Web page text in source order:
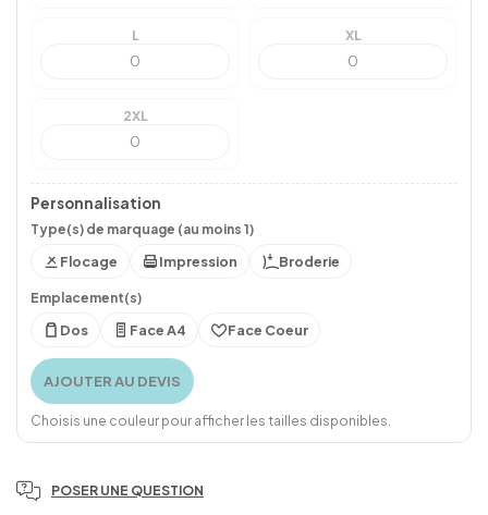
L XL
2XL
Personnalisation
Type(s) de marquage (au moins 1)
Flocage Impression Broderie
Emplacement(s)
Dos Face A4 Face Coeur
AJOUTER AU DEVIS
Choisis une couleur pour afficher les tailles disponibles.
POSER UNE QUESTION